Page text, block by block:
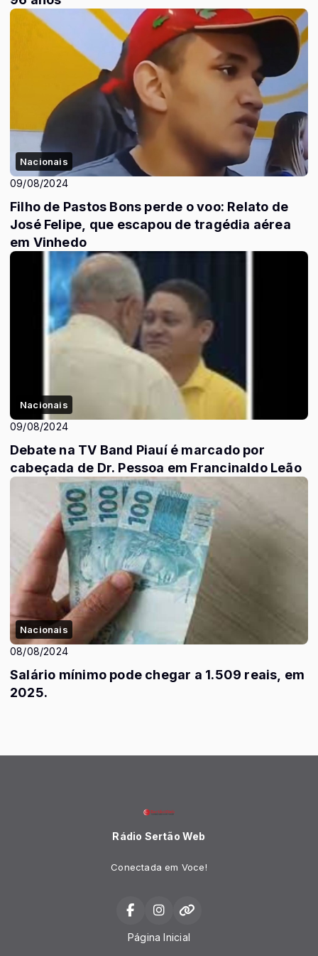
importância do jogador para a equipe.
Esse episódio adiciona mais um
capítulo ao turbulento relacionamento
entre jogadores e diretoria no futebol
brasileiro, onde questões disciplinares
frequentemente vêm à tona, refletindo
a pressão e as expectativas altíssimas
que cercam os grandes clubes do país.
#flamengo #futebol #gabigol
Nacionais
09/08/2024
Filho de Pastos Bons perde o voo: Relato de
José Felipe, que escapou de tragédia aérea
em Vinhedo
Nacionais
09/08/2024
Debate na TV Band Piauí é marcado por
cabeçada de Dr. Pessoa em Francinaldo Leão
Nacionais
08/08/2024
Salário mínimo pode chegar a 1.509 reais, em
2025.
Rádio Sertão Web
Conectada em Voce!
Página Inicial